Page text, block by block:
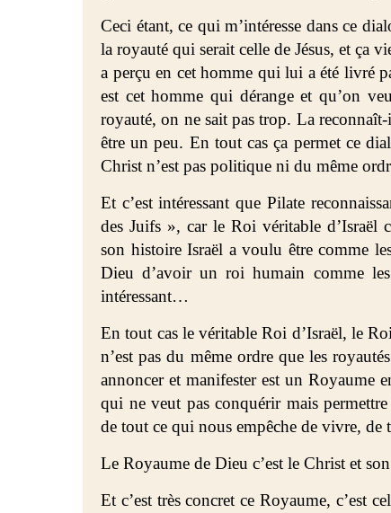
Ceci étant, ce qui m’intéresse dans ce
la royauté qui serait celle de Jésus, et ça
a perçu en cet homme qui lui a été livré
est cet homme qui dérange et qu’on
royauté, on ne sait pas trop. La
être un peu. En tout cas ça permet ce
Christ n’est pas politique ni du même
Et c’est intéressant que Pilate
des Juifs », car le Roi véritable d’Israël
son histoire Israël a voulu être comme
Dieu d’avoir un roi humain comme
intéressant…
En tout cas le véritable Roi d’Israël, le
n’est pas du même ordre que les
annoncer et manifester est un Royaume
qui ne veut pas conquérir mais
de tout ce qui nous empêche de vivre,
Le Royaume de Dieu c’est le Christ et
Et c’est très concret ce Royaume, c’est